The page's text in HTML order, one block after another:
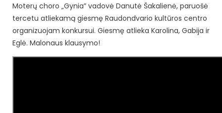
Moterų choro „Gynia” vadovė Danutė Šakalienė, paruošė
tercetu atliekamą giesmę Raudondvario kultūros centro
organizuojam konkursui. Giesmę atlieka Karolina, Gabija ir
Eglė. Malonaus klausymo!